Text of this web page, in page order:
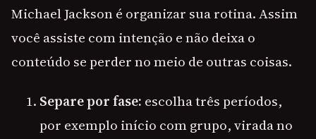
Michael Jackson é organizar sua rotina. Assim
você assiste com intenção e não deixa o
conteúdo se perder no meio de outras coisas.
Separe por fase: escolha três períodos,
por exemplo início com grupo, virada no